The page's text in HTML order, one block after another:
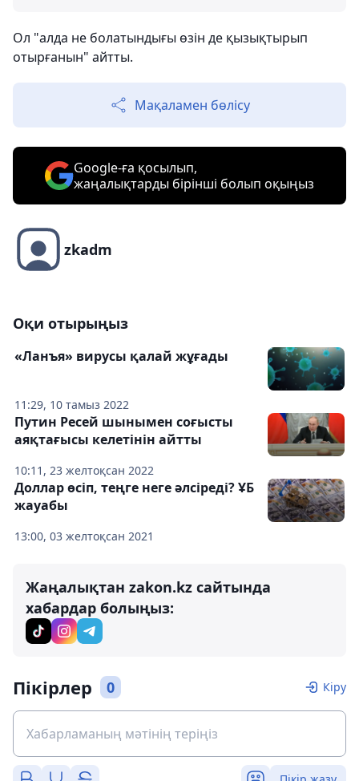
Ол "алда не болатындығы өзін де қызықтырып
отырғанын" айтты.
Мақаламен бөлісу
Google-ға қосылып,
жаңалықтарды бірінші болып оқыңыз
zkadm
Оқи отырыңыз
11:29, 10 тамыз 2022
«Ланъя» вирусы қалай жұғады
10:11, 23 желтоқсан 2022
Путин Ресей шынымен соғысты
аяқтағысы келетінін айтты
13:00, 03 желтоқсан 2021
Доллар өсіп, теңге неге әлсіреді? ҰБ
жауабы
Жаңалықтан zakon.kz сайтында
хабардар болыңыз:
Пікірлер 0 Кіру